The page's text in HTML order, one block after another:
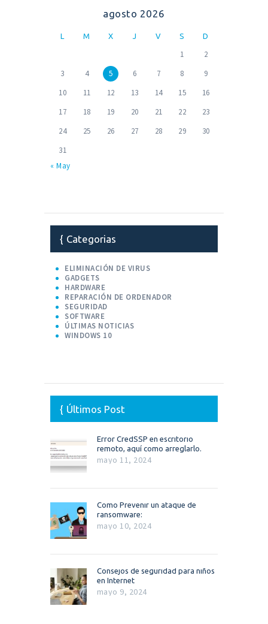
agosto 2026
L M X J V S D
1
2
3
4 5 6 7 8
9
10
11 12 13 14 15
16
17
18 19 20 21 22
23
24
25 26 27 28 29
30
31
« May
Categorias
ELIMINACIÓN DE VIRUS
GADGETS
HARDWARE
REPARACIÓN DE ORDENADOR
SEGURIDAD
SOFTWARE
ÚLTIMAS NOTICIAS
WINDOWS 10
Últimos Post
Error CredSSP en escritorio
remoto, aquí como arreglarlo.
mayo 11, 2024
Como Prevenir un ataque de
ransomware:
mayo 10, 2024
Consejos de seguridad para niños
en Internet
mayo 9, 2024